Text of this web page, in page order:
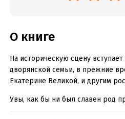
О книге
На историческую сцену
дворянской семьи, в прежние
Екатерине Великой, и другим
Увы, как бы ни был славен род